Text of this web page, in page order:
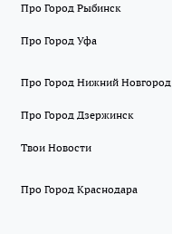
Про Город Рыбинск
Про Город Уфа
Про Город Нижний Новгород
Про Город Дзержинск
Твои Новости
Про Город Краснодара